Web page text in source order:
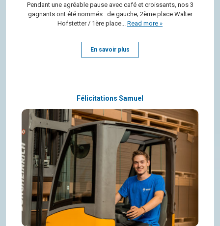
Pen­dant une agréable pause avec café et crois­sants, nos 3
gagnants ont été nom­més : de gauche; 2ème place Wal­ter
Hof­stet­ter / 1ère place... Read more »
En savoir plus
Félicitations Samuel